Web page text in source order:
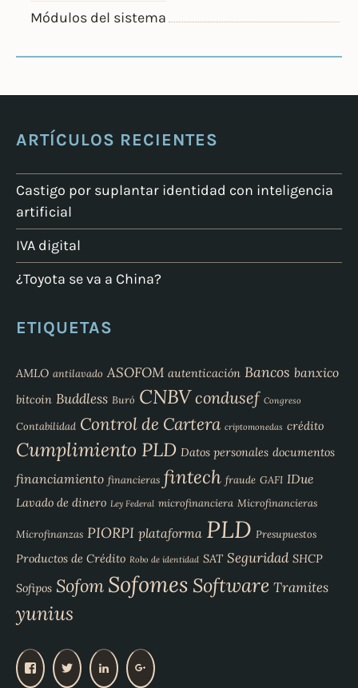
Módulos del sistema
ARTÍCULOS RECIENTES
Castigo por suplantar identidad con inteligencia
artificial
IVA digital
¿Toyota se va a China?
ETIQUETAS
AMLO antilavado ASOFOM autenticación Bancos banxico
bitcoin Buddless Buró CNBVcondusef Congreso
Contabilidad Control de Cartera criptomonedas crédito
Cumplimiento PLD Datos personales documentos
financiamiento financieras fintech fraude GAFI IDue
Lavado de dinero Ley Federal microfinanciera Microfinancieras
Microfinanzas PIORPI plataforma PLD Presupuestos
Productos de Crédito Robo de identidad SAT Seguridad SHCP
Sofipos Sofom Sofomes Software Tramites
yunius